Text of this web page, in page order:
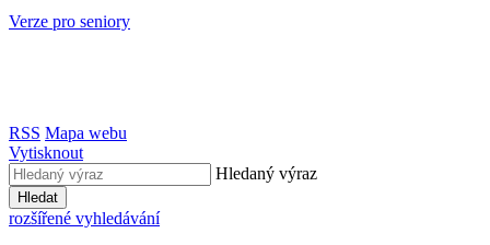
Verze pro seniory
RSS Mapa webu
Vytisknout
Hledaný výraz
Hledat
rozšířené vyhledávání